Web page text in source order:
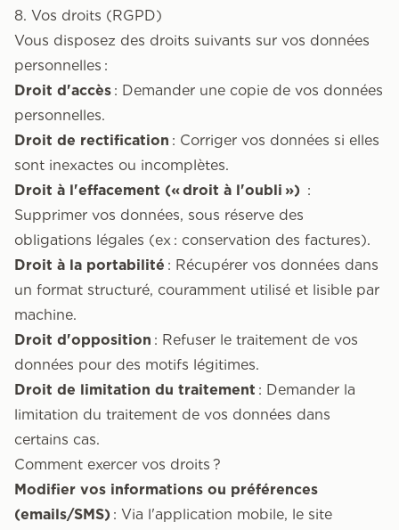
8. Vos droits (RGPD)
Vous disposez des droits suivants sur vos données
personnelles :
Droit d'accès : Demander une copie de vos données
personnelles.
Droit de rectification : Corriger vos données si elles
sont inexactes ou incomplètes.
Droit à l'effacement (« droit à l'oubli ») :
Supprimer vos données, sous réserve des
obligations légales (ex : conservation des factures).
Droit à la portabilité : Récupérer vos données dans
un format structuré, couramment utilisé et lisible par
machine.
Droit d'opposition : Refuser le traitement de vos
données pour des motifs légitimes.
Droit de limitation du traitement : Demander la
limitation du traitement de vos données dans
certains cas.
Comment exercer vos droits ?
Modifier vos informations ou préférences
(emails/SMS) : Via l'application mobile, le site